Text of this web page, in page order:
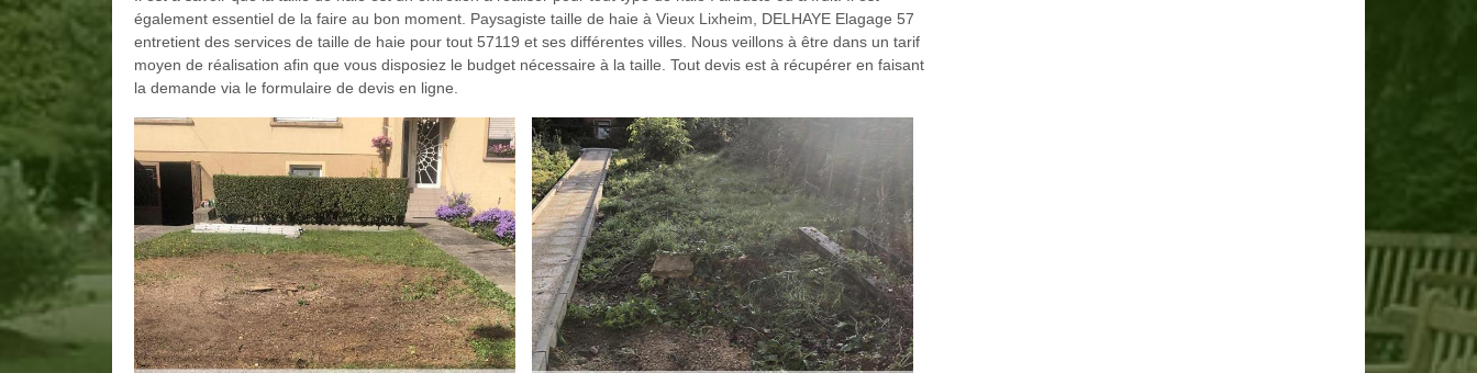
également essentiel de la faire au bon moment. Paysagiste taille de haie à Vieux Lixheim, DELHAYE Elagage 57
entretient des services de taille de haie pour tout 57119 et ses différentes villes. Nous veillons à être dans un tarif
moyen de réalisation afin que vous disposiez le budget nécessaire à la taille. Tout devis est à récupérer en faisant
la demande via le formulaire de devis en ligne.